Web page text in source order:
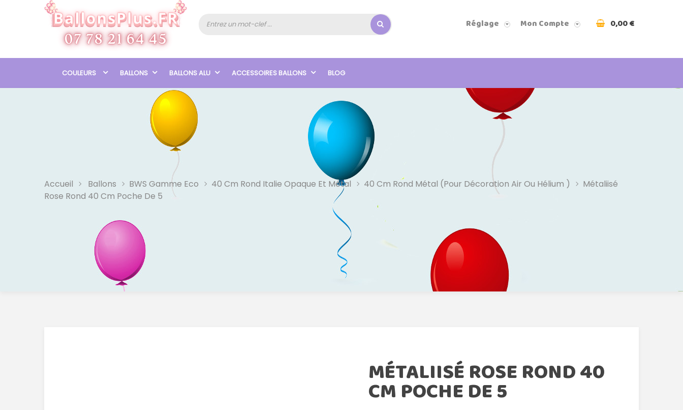
Réglage Mon Compte 0,00 €
COULEURS BALLONS BALLONS ALU ACCESSOIRES BALLONS BLOG
Accueil Ballons BWS Gamme Eco 40 Cm Rond Italie Opaque Et Métal 40 Cm Rond Métal (pour Décoration Air Ou Hélium )
Métaliisé
Rose Rond 40 Cm Poche De 5
MÉTALIISÉ ROSE ROND 40
CM POCHE DE 5